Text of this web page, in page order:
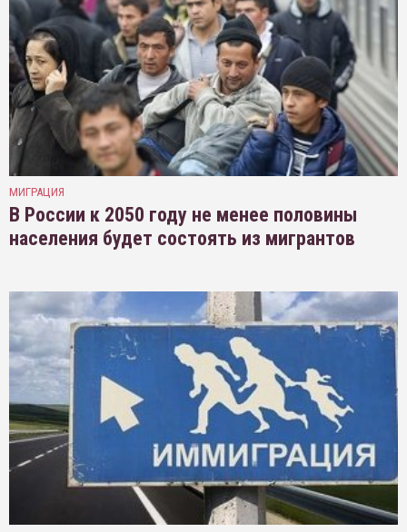
МИГРАЦИЯ
В России к 2050 году не менее половины
населения будет состоять из мигрантов